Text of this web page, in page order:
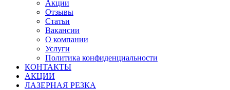
Акции
Отзывы
Статьи
Вакансии
О компании
Услуги
Политика конфиденциальности
КОНТАКТЫ
АКЦИИ
ЛАЗЕРНАЯ РЕЗКА